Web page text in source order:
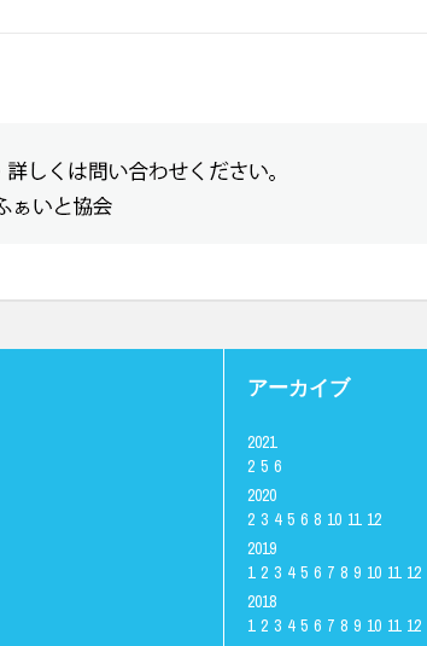
アーカイブ
2021
2 5 6
2020
2 3 4 5 6 8 10 11 12
2019
1 2 3 4 5 6 7 8 9 10 11 12
2018
1 2 3 4 5 6 7 8 9 10 11 12